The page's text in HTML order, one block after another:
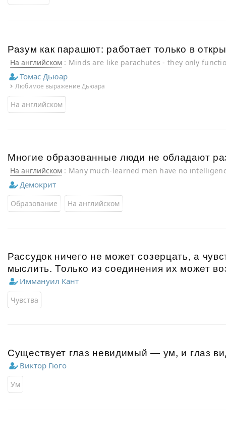
Разум как парашют: работает только в
На английском : Minds are like parachutes - they only
Томас Дьюар
Любимое выражение Дьюара
На английском
Многие образованные люди не обладают
На английском : Many much-learned men have no
Демокрит
Образование На английском
Рассудок ничего не может созерцать, а
мыслить. Только из соединения их может
Иммануил Кант
Чувства
Существует глаз невидимый — ум, и глаз
Виктор Гюго
Ум